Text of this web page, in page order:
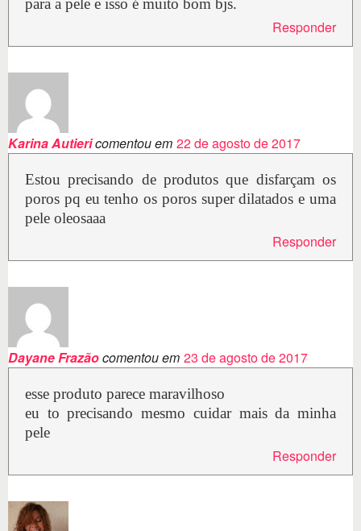
para a pele e isso é muito bom bjs.
Responder
Karina Autiericomentou em 22 de agosto de 2017
Estou precisando de produtos que disfarçam os
poros pq eu tenho os poros super dilatados e uma
pele oleosaaa
Responder
Dayane Frazãocomentou em 23 de agosto de 2017
esse produto parece maravilhoso
eu to precisando mesmo cuidar mais da minha
pele
Responder